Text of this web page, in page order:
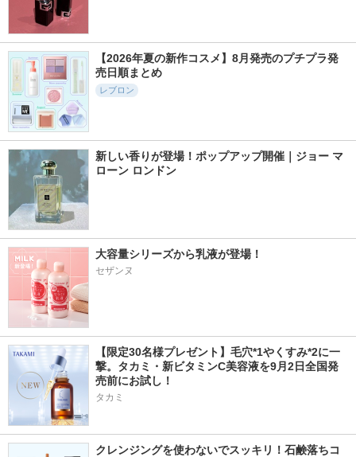
【2026年夏の新作コスメ】8月発売のプチプラ発
売日順まとめ
レブロン
新しい香りが登場！ポップアップ開催｜ジョー マ
ローン ロンドン
大容量シリーズから乳液が登場！
セザンヌ
【限定30名様プレゼント】毛穴*1やくすみ*2に一
撃。タカミ・新ビタミンC美容液を9月2日全国発
売前にお試し！
タカミ
クレンジングを使わないでスッキリ！石鹸落ちコ